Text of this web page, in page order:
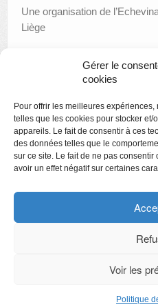
Gérer le
cookies
Pour offrir les meilleures
telles que les cookies pour stocker et/
appareils. Le fait de consentir à ces
des données telles que le
sur ce site. Le fait de ne pas
avoir un effet négatif sur certaines
Voir les
Politique
Une organisation de
Liège
C’est quoi ce zoo ?
Créamusée :
Copyright
Politique de confidentialité
Chartes des engagements des